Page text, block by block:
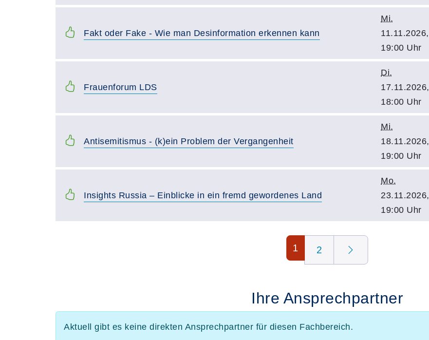
Fakt oder Fake - Wie man Desinformation erkennen kann
Mi.
11.11.2026,
19:00 Uhr
Frauenforum LDS
Di.
17.11.2026,
18:00 Uhr
Antisemitismus - (k)ein Problem der Vergangenheit
Mi.
18.11.2026,
19:00 Uhr
Insights Russia – Einblicke in ein fremd gewordenes Land
Mo.
23.11.2026,
19:00 Uhr
1 2
Ihre Ansprechpartner
Aktuell gibt es keine direkten Ansprechpartner für diesen Fachbereich.